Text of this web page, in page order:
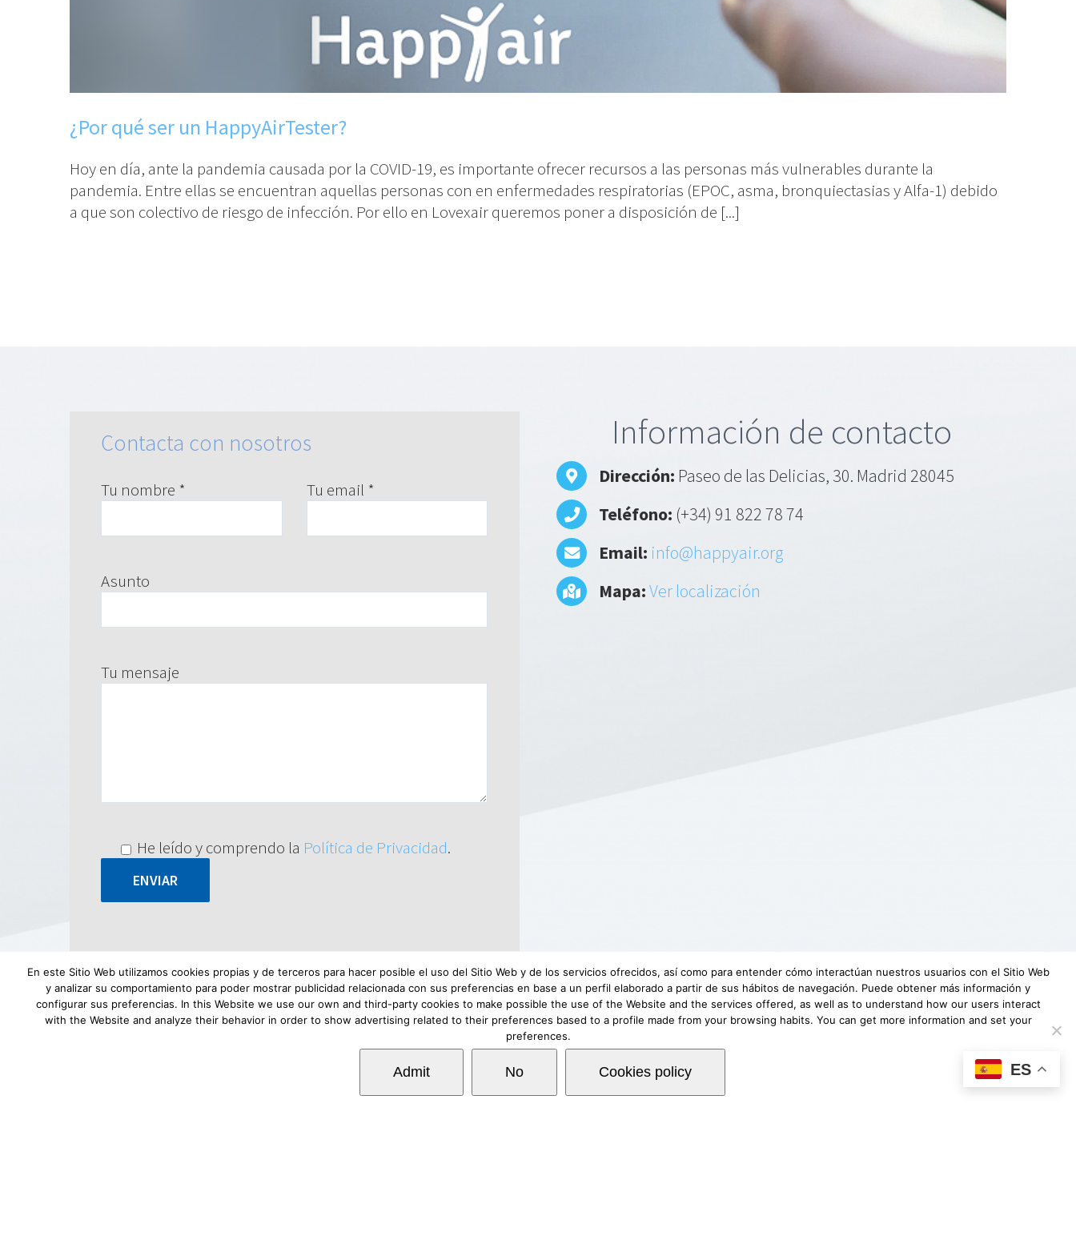
¿Por qué ser un HappyAirTester?
Hoy en día, ante la pandemia causada por la COVID-19, es importante ofrecer recursos a las personas más vulnerables durante la
pandemia. Entre ellas se encuentran aquellas personas con en enfermedades respiratorias (EPOC, asma, bronquiectasias y Alfa-1) debido
a que son colectivo de riesgo de infección. Por ello en Lovexair queremos poner a disposición de [...]
Contacta con nosotros
Tu nombre * Tu email *
Asunto
Tu mensaje
He leído y comprendo la Política de Privacidad.
Información de contacto
Dirección: Paseo de las Delicias, 30. Madrid 28045
Teléfono: (+34) 91 822 78 74
Email: info@happyair.org
Mapa:Ver localización
Descargo de responsabilidad|Requerimientos mínimos|Fundación Lovexair
Copyright © Lovexair
ES
En este Sitio Web utilizamos cookies propias y de terceros para hacer posible el uso del Sitio Web y de los servicios ofrecidos, así como para entender cómo interactúan nuestros usuarios con el Sitio Web
y analizar su comportamiento para poder mostrar publicidad relacionada con sus preferencias en base a un perfil elaborado a partir de sus hábitos de navegación. Puede obtener más información y
configurar sus preferencias. In this Website we use our own and third-party cookies to make possible the use of the Website and the services offered, as well as to understand how our users interact
with the Website and analyze their behavior in order to show advertising related to their preferences based to a profile made from your browsing habits. You can get more information and set your
preferences.
Admit No Cookies policy